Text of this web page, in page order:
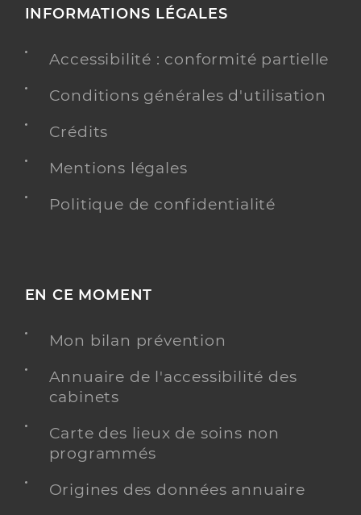
INFORMATIONS LÉGALES
Accessibilité : conformité partielle
Conditions générales d'utilisation
Crédits
Mentions légales
Politique de confidentialité
EN CE MOMENT
Mon bilan prévention
Annuaire de l'accessibilité des
cabinets
Carte des lieux de soins non
programmés
Origines des données annuaire